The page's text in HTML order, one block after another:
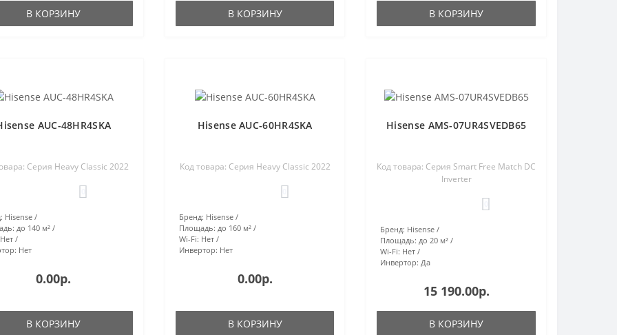
В КОРЗИНУ В КОРЗИНУ В КОРЗИНУ
AUC-48HR4SKA
Серия Heavy Classic 2022
Hisense
до 140 м²
Нет
Нет
0.00р.
В КОРЗИНУ
Hisense AUC-60HR4SKA
Код товара: Серия Heavy Classic 2022
Бренд: Hisense
Площадь: до 160 м²
Wi-Fi: Нет
Инвертор: Нет
0.00р.
В КОРЗИНУ
Hisense AMS-07UR4SVEDB65
Код товара: Серия Smart Free Match DC
Inverter
Бренд: Hisense
Площадь: до 20 м²
Wi-Fi: Нет
Инвертор: Да
15 190.00р.
В КОРЗИНУ